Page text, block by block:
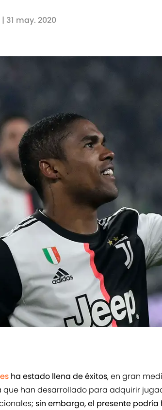
| 31 may. 2020
ha estado llena de éxitos, en gran
han desarrollado para adquirir
sin embargo, el presente podría